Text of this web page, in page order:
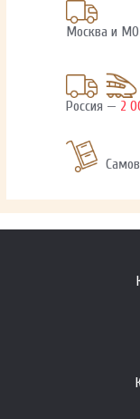
Москва и
Россия — 2